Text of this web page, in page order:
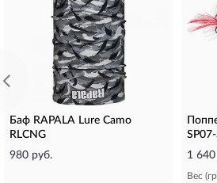
Баф RAPALA Lure Camo
RLCNG
980 руб.
1 640
Вес